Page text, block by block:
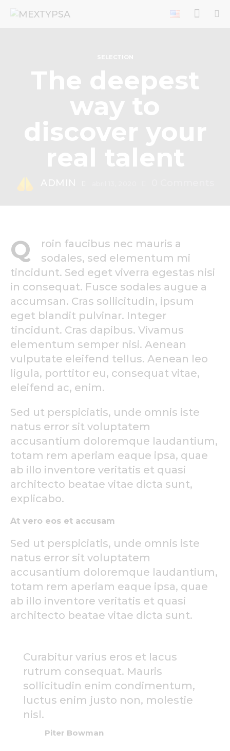
Q
roin faucibus nec mauris a
sodales, sed elementum mi
tincidunt. Sed eget viverra egestas nisi
in consequat. Fusce sodales augue a
accumsan. Cras sollicitudin, ipsum
eget blandit pulvinar. Integer
tincidunt. Cras dapibus. Vivamus
elementum semper nisi. Aenean
vulputate eleifend tellus. Aenean leo
ligula, porttitor eu, consequat vitae,
eleifend ac, enim.
Sed ut perspiciatis, unde omnis iste
natus error sit voluptatem
accusantium doloremque laudantium,
totam rem aperiam eaque ipsa, quae
ab illo inventore veritatis et quasi
architecto beatae vitae dicta sunt,
explicabo.
At vero eos et accusam
Sed ut perspiciatis, unde omnis iste
natus error sit voluptatem
accusantium doloremque laudantium,
totam rem aperiam eaque ipsa, quae
ab illo inventore veritatis et quasi
architecto beatae vitae dicta sunt.
Curabitur varius eros et lacus
rutrum consequat. Mauris
sollicitudin enim condimentum,
luctus enim justo non, molestie
nisl.
Piter Bowman